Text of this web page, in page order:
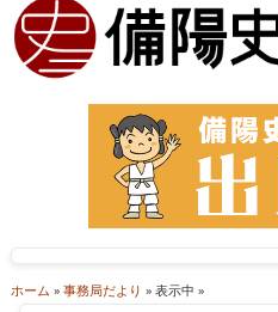
ホーム » 事務局だより » 表示中 »